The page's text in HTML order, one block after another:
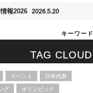
報2026 2026.5.20
TAG CLOUD
キーワード
イベント 日本代表
グ オリンピック